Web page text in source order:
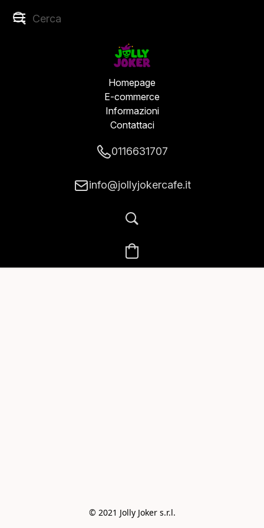
Homepage
E-commerce
Informazioni
Contattaci
0116631707
info@jollyjokercafe.it
© 2021 Jolly Joker s.r.l.